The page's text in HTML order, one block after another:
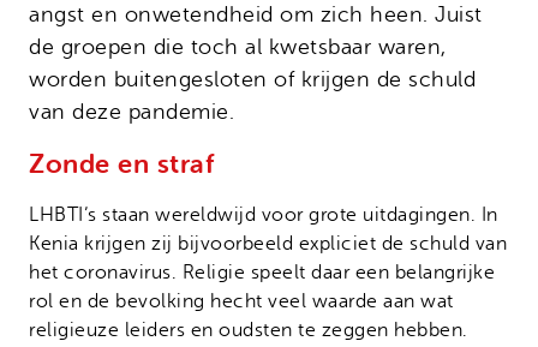
angst en onwetendheid om zich heen. Juist
de groepen die toch al kwetsbaar waren,
worden buitengesloten of krijgen de schuld
van deze pandemie.
Zonde en straf
LHBTI’s staan wereldwijd voor grote uitdagingen. In
Kenia krijgen zij bijvoorbeeld expliciet de schuld van
het coronavirus. Religie speelt daar een belangrijke
rol en de bevolking hecht veel waarde aan wat
religieuze leiders en oudsten te zeggen hebben.